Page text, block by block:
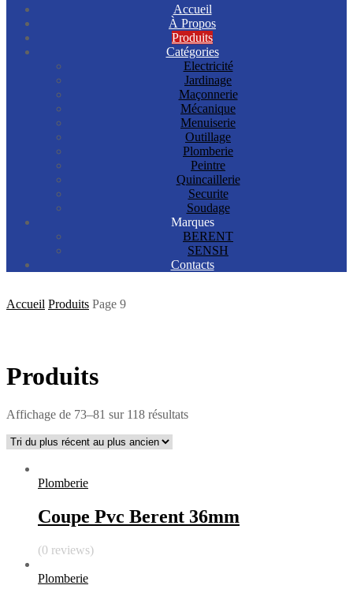
Accueil
À Propos
Produits
Catégories
Electricité
Jardinage
Maçonnerie
Mécanique
Menuiserie
Outillage
Plomberie
Peintre
Quincaillerie
Securite
Soudage
Marques
BERENT
SENSH
Contacts
Accueil Produits Page 9
Produits
Affichage de 73–81 sur 118 résultats
Plomberie
Coupe Pvc Berent 36mm
(0 reviews)
Plomberie